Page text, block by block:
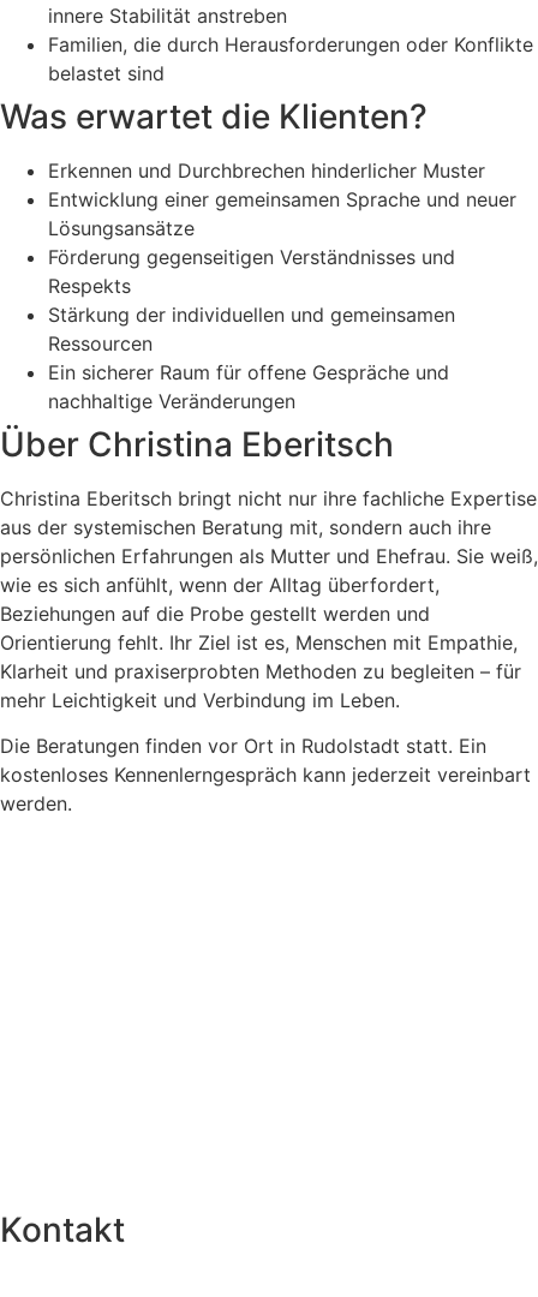
innere Stabilität anstreben
Familien, die durch Herausforderungen oder Konflikte
belastet sind
Was erwartet die Klienten?
Erkennen und Durchbrechen hinderlicher Muster
Entwicklung einer gemeinsamen Sprache und neuer
Lösungsansätze
Förderung gegenseitigen Verständnisses und
Respekts
Stärkung der individuellen und gemeinsamen
Ressourcen
Ein sicherer Raum für offene Gespräche und
nachhaltige Veränderungen
Über Christina Eberitsch
Christina Eberitsch bringt nicht nur ihre fachliche Expertise
aus der systemischen Beratung mit, sondern auch ihre
persönlichen Erfahrungen als Mutter und Ehefrau. Sie weiß,
wie es sich anfühlt, wenn der Alltag überfordert,
Beziehungen auf die Probe gestellt werden und
Orientierung fehlt. Ihr Ziel ist es, Menschen mit Empathie,
Klarheit und praxiserprobten Methoden zu begleiten – für
mehr Leichtigkeit und Verbindung im Leben.
Die Beratungen finden vor Ort in Rudolstadt statt. Ein
kostenloses Kennenlerngespräch kann jederzeit vereinbart
werden.
Kontakt